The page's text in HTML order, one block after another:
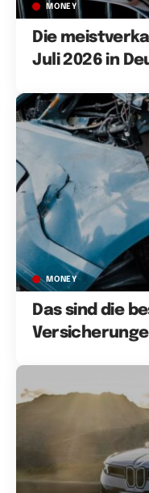
MONEY
Die
Juli 2026 in
MONEY
Das sind die